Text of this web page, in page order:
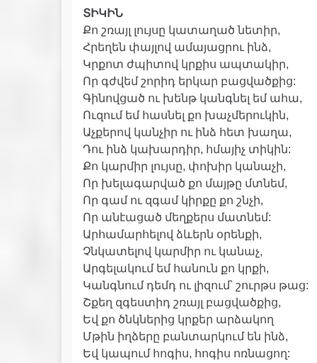
ՏԻԿԻՆ
Քո շռայլ լույսը կատաղած նետիր,
Հրեղեն փայլով ամայացրու ինձ,
Կրքոտ ժպիտով կրքիս ապտակիր,
Որ գժվեմ շորիդ երկար բացվածքից:
Գինովցած ու խենթ կանգնել եմ ահա,
Ուզում եմ հասնել քո խաչմերուկին,
Աչքերով կանչիր ու ինձ հետ խաղա,
Դու ինձ կախարդիր, հմայիչ տիկին:
Քո կարմիր լույսը, փոխիր կանաչի,
Որ խելագարված քո մայթը մտնեմ,
Որ գամ ու զգամ կիրքը քո շնչի,
Որ անէացած մեղքերս մատնեմ:
Արհամարհելով ձևերն օրենքի,
Չնկատելով կարմիր ու կանաչ,
Արգելակում եմ հանուն քո կրքի,
Կանգնում դեմդ ու լիզում՝ շուրթս թաց:
Շքեղ զգեստիդ շռայլ բացվածքից,
Եվ քո ծնկներից կրքեր արձակող
Մթին իղձերը բանտարկում են ինձ,
Եվ կապում հոգիս, հոգիս ոռնացող: